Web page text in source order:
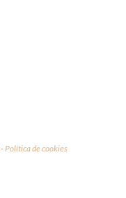
-Política de cookies